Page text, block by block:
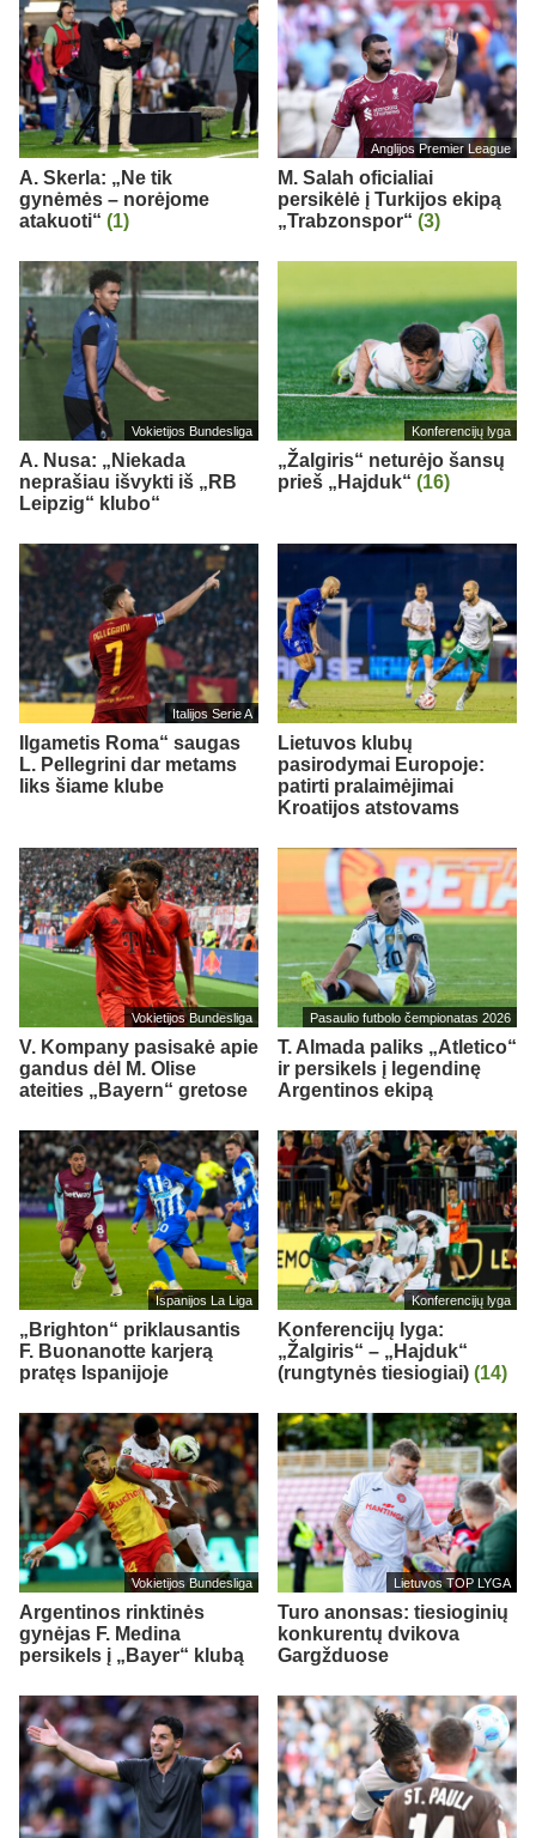
A. Skerla: „Ne tik
gynėmės – norėjome
atakuoti“ (1)
Anglijos Premier League
M. Salah oficialiai
persikėlė į Turkijos ekipą
„Trabzonspor“ (3)
Vokietijos Bundesliga
A. Nusa: „Niekada
neprašiau išvykti iš „RB
Leipzig“ klubo“
Konferencijų lyga
„Žalgiris“ neturėjo šansų
prieš „Hajduk“ (16)
Italijos Serie A
Ilgametis Roma“ saugas
L. Pellegrini dar metams
liks šiame klube
Lietuvos klubų
pasirodymai Europoje:
patirti pralaimėjimai
Kroatijos atstovams
Vokietijos Bundesliga
V. Kompany pasisakė apie
gandus dėl M. Olise
ateities „Bayern“ gretose
Pasaulio futbolo čempionatas 2026
T. Almada paliks „Atletico“
ir persikels į legendinę
Argentinos ekipą
Ispanijos La Liga
„Brighton“ priklausantis
F. Buonanotte karjerą
pratęs Ispanijoje
Konferencijų lyga
Konferencijų lyga:
„Žalgiris“ – „Hajduk“
(rungtynės tiesiogiai) (14)
Vokietijos Bundesliga
Argentinos rinktinės
gynėjas F. Medina
persikels į „Bayer“ klubą
Lietuvos TOP LYGA
Turo anonsas: tiesioginių
konkurentų dvikova
Gargžduose